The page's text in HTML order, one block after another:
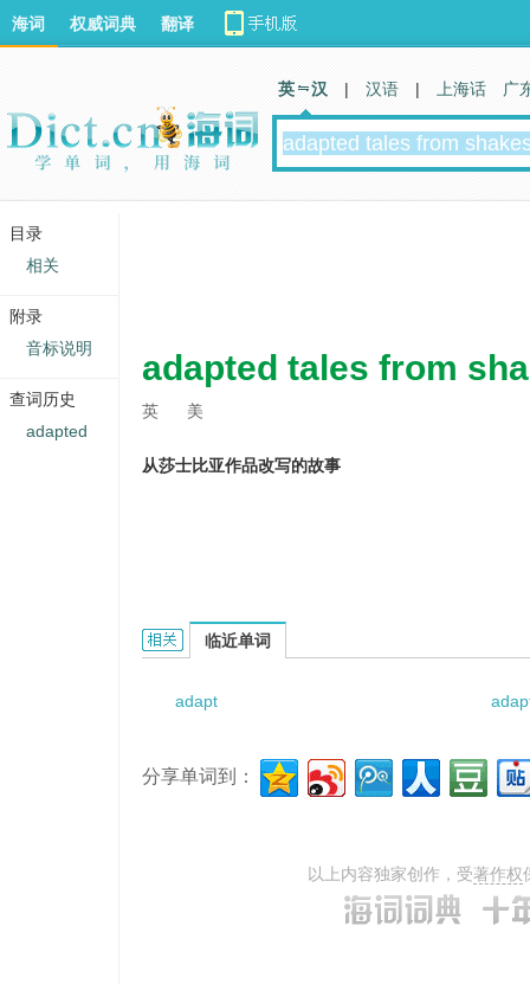
adapted tales from
英 美
从莎士比亚作品改写的故事
adapted tales from Shakespeare的相关资料：
临近单词
adapt
分享单词到：
以上内容独家创作，受著作权
海词 权威词典 翻译
英 汉 | 汉语 | 上海话 广
目录
相关
附录
音标说明
查词历史
adapted